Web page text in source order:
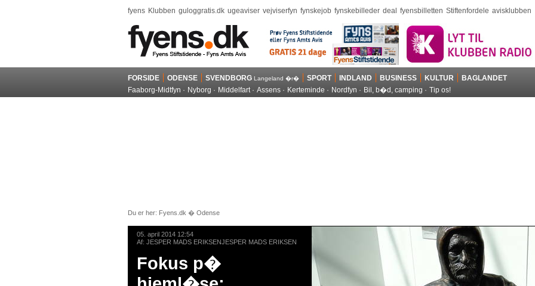
fyens Klubben guloggratis.dk ugeaviser vejviserfyn fynskejob fynskebilleder deal fyensbilletten Stiftenfordele avisklubben
FORSIDE
Faaborg-Midtfyn
Nyborg Middelfart Assens Kerteminde Nordfyn Bil, b�d, camping Tip os!
ODENSE SVENDBORG Langeland �r� SPORT INDLAND BUSINESS KULTUR BAGLANDET
Du er her: Fyens.dk � Odense
05. april 2014 12:54
Af: JESPER MADS ERIKSENJESPER MADS ERIKSEN
Fokus p�